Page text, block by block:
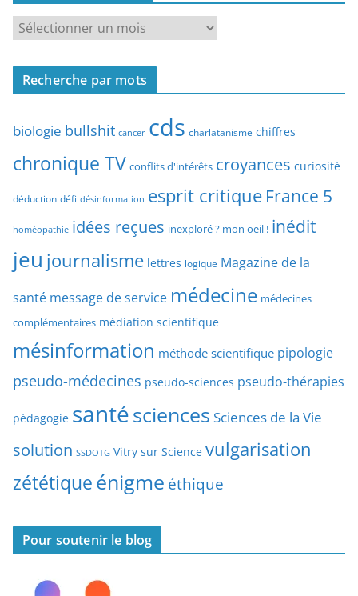
e
e
a
y
e
d
’
a
i
c
e
c
r
h
p
a
t
e
Recherche par mots
biologie bullshit cancer cds charlatanisme chiffres
chronique TV conflits d'intérêts croyances curiosité
déduction défi désinformation esprit critique France 5
homéopathie idées reçues inexploré ? mon oeil ! inédit
jeu journalisme lettres logique Magazine de la
santé message de service médecine médecines
complémentaires médiation scientifique
mésinformation méthode scientifique pipologie
pseudo-médecines pseudo-sciences pseudo-thérapies
pédagogie santésciences Sciences de la Vie
solution SSDOTG Vitry sur Science vulgarisation
zététiqueénigme éthique
Pour soutenir le blog